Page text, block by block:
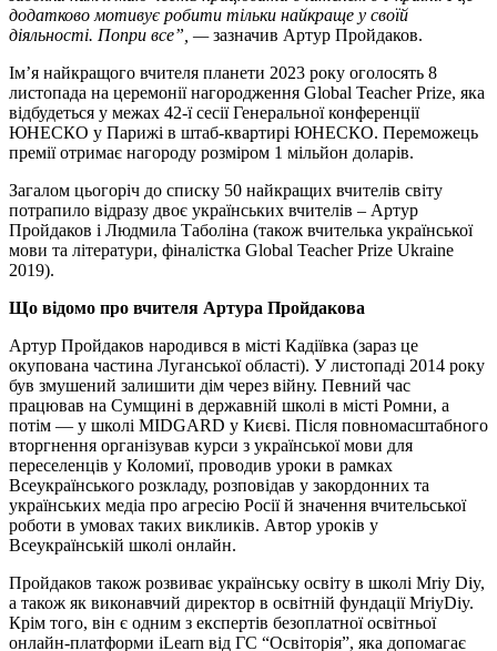
додатково мотивує робити тільки найкраще у своїй
діяльності. Попри все”, —зазначив Артур Пройдаков.
Ім’я найкращого вчителя планети 2023 року оголосять 8
листопада на церемонії нагородження Global Teacher Prize, яка
відбудеться у межах 42-ї сесії Генеральної конференції
ЮНЕСКО у Парижі в штаб-квартирі ЮНЕСКО. Переможець
премії отримає нагороду розміром 1 мільйон доларів.
Загалом цьогоріч до списку 50 найкращих вчителів світу
потрапило відразу двоє українських вчителів – Артур
Пройдаков і Людмила Таболіна (також вчителька української
мови та літератури, фіналістка Global Teacher Prize Ukraine
2019).
Що відомо про вчителя Артура Пройдакова
Артур Пройдаков народився в місті Кадіївка (зараз це
окупована частина Луганської області). У листопаді 2014 року
був змушений залишити дім через війну. Певний час
працював на Сумщині в державній школі в місті Ромни, а
потім — у школі MIDGARD у Києві. Після повномасштабного
вторгнення організував курси з української мови для
переселенців у Коломиї, проводив уроки в рамках
Всеукраїнського розкладу, розповідав у закордонних та
українських медіа про агресію Росії й значення вчительської
роботи в умовах таких викликів. Автор уроків у
Всеукраїнській школі онлайн.
Пройдаков також розвиває українську освіту в школі Mriy Diy,
а також як виконавчий директор в освітній фундації MriyDiy.
Крім того, він є одним з експертів безоплатної освітньої
онлайн-платформи iLearn від ГС “Освіторія”, яка допомагає